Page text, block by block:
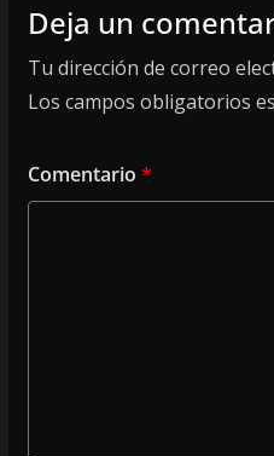
Deja un
Tu dirección de correo
Los campos obligatorios
Comentario *